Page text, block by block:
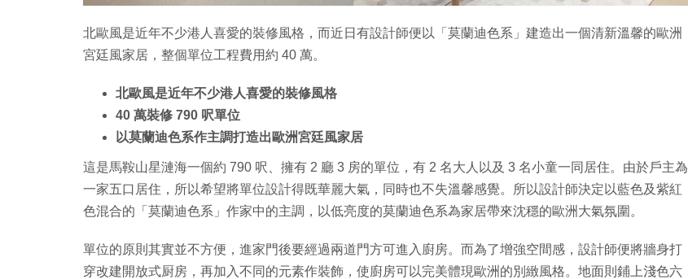
北歐風是近年不少港人喜愛的裝修風格，而近日有設計師便以「莫蘭迪色系」建造出一個清新溫馨的歐洲
宮廷風家居，整個單位工程費用約 40 萬。
北歐風是近年不少港人喜愛的裝修風格
40 萬裝修 790 呎單位
以莫蘭迪色系作主調打造出歐洲宮廷風家居
這是馬鞍山星漣海一個約 790 呎、擁有 2 廳 3 房的單位，有 2 名大人以及 3 名小童一同居住。由於戶主為
一家五口居住，所以希望將單位設計得既華麗大氣，同時也不失溫馨感覺。所以設計師決定以藍色及紫紅
色混合的「莫蘭迪色系」作家中的主調，以低亮度的莫蘭迪色系為家居帶來沈穩的歐洲大氣氛圍。
單位的原則其實並不方便，進家門後要經過兩道門方可進入廚房。而為了增強空間感，設計師便將牆身打
穿改建開放式厨房，再加入不同的元素作裝飾，使廚房可以完美體現歐洲的別緻風格。地面則鋪上淺色六